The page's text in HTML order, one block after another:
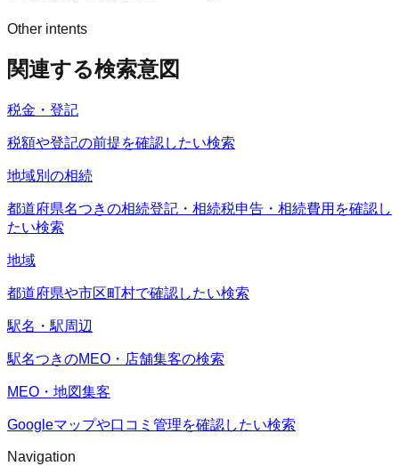
Other intents
関連する検索意図
税金・登記
税額や登記の前提を確認したい検索
地域別の相続
都道府県名つきの相続登記・相続税申告・相続費用を確認し
たい検索
地域
都道府県や市区町村で確認したい検索
駅名・駅周辺
駅名つきのMEO・店舗集客の検索
MEO・地図集客
Googleマップや口コミ管理を確認したい検索
Navigation